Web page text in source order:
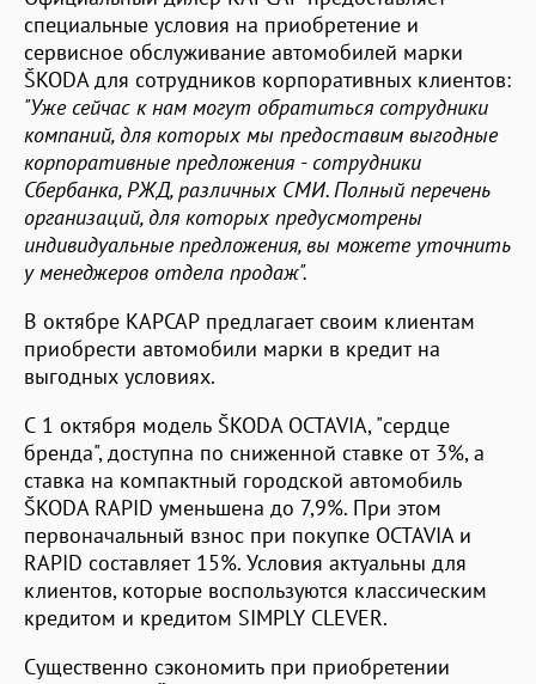
специальные условия на приобретение и
сервисное обслуживание автомобилей марки
ŠKODA для сотрудников корпоративных клиентов:
"Уже сейчас к нам могут обратиться сотрудники
компаний, для которых мы предоставим выгодные
корпоративные предложения - сотрудники
Сбербанка, РЖД, различных СМИ. Полный перечень
организаций, для которых предусмотрены
индивидуальные предложения, вы можете уточнить
у менеджеров отдела продаж".
В октябре КАРСАР предлагает своим клиентам
приобрести автомобили марки в кредит на
выгодных условиях.
С 1 октября модель ŠKODA OCTAVIA, "сердце
бренда", доступна по сниженной ставке от 3%, а
ставка на компактный городской автомобиль
ŠKODA RAPID уменьшена до 7,9%. При этом
первоначальный взнос при покупке OCTAVIA и
RAPID составляет 15%. Условия актуальны для
клиентов, которые воспользуются классическим
кредитом и кредитом SIMPLY CLEVER.
Существенно сэкономить при приобретении